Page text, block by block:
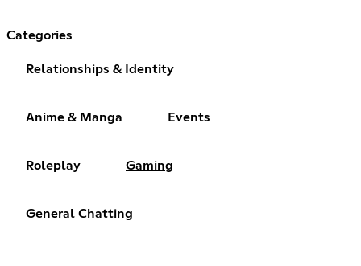
Categories
Relationships & Identity
Anime & Manga Events
Roleplay Gaming
General Chatting